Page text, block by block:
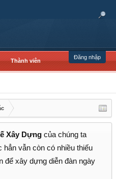
Đăng nhập
Thành viên
Xây Dựng của chúng ta
vẫn còn có nhiều thiếu
để xây dựng diễn đàn ngày